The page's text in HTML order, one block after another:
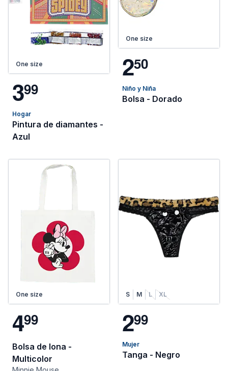
One size
399
Hogar
Pintura de diamantes -
Azul
One size
250
Niño y Niña
Bolsa - Dorado
One size
499
Bolsa de lona -
Multicolor
S M L XL
299
Mujer
Tanga - Negro